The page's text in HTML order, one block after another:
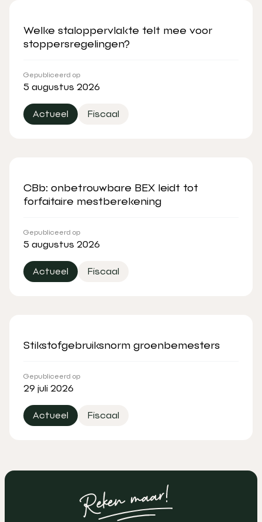
Welke staloppervlakte telt mee voor
stoppersregelingen?
Gepubliceerd op
5 augustus 2026
Actueel Fiscaal
CBb: onbetrouwbare BEX leidt tot
forfaitaire mestberekening
Gepubliceerd op
5 augustus 2026
Actueel Fiscaal
Stikstofgebruiksnorm groenbemesters
Gepubliceerd op
29 juli 2026
Actueel Fiscaal